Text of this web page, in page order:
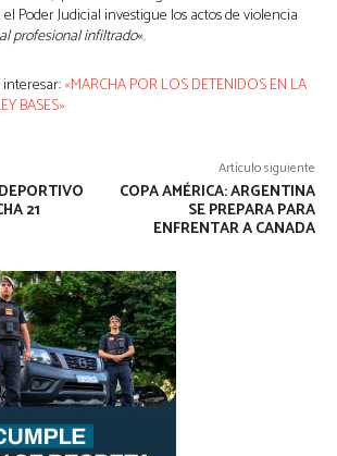
Poder Judicial investigue los actos de violencia
profesional infiltrado«.
«MARCHA POR LOS DETENIDOS EN LA
BASES»
21
Artículo siguiente
COPA AMÉRICA: ARGENTINA
SE PREPARA PARA
ENFRENTAR A CANADA